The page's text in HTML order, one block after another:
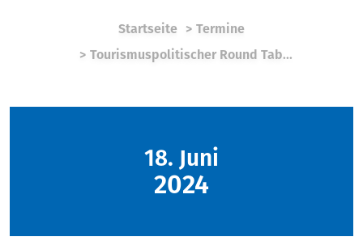
Startseite
Termine
Tourismuspolitischer Round Tab...
18. Juni
2024